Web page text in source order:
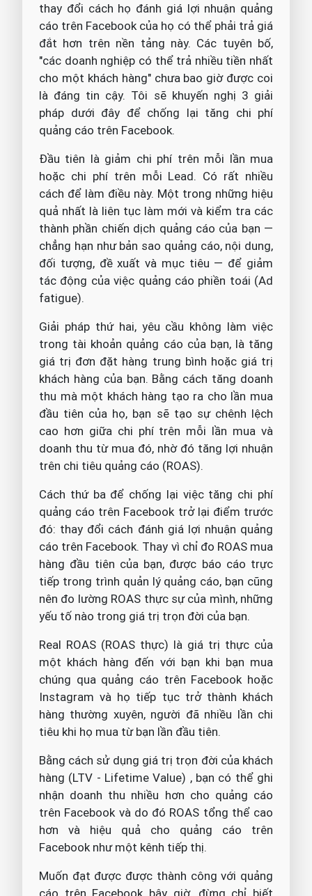
thay đổi cách họ đánh giá lợi nhuận quảng
cáo trên Facebook của họ có thể phải trả giá
đắt hơn trên nền tảng này. Các tuyên bố,
"các doanh nghiệp có thể trả nhiều tiền nhất
cho một khách hàng" chưa bao giờ được coi
là đáng tin cậy. Tôi sẽ khuyến nghị 3 giải
pháp dưới đây để chống lại tăng chi phí
quảng cáo trên Facebook.
Đầu tiên là giảm chi phí trên mỗi lần mua
hoặc chi phí trên mỗi Lead. Có rất nhiều
cách để làm điều này. Một trong những hiệu
quả nhất là liên tục làm mới và kiểm tra các
thành phần chiến dịch quảng cáo của bạn —
chẳng hạn như bản sao quảng cáo, nội dung,
đối tượng, đề xuất và mục tiêu — để giảm
tác động của việc quảng cáo phiền toái (Ad
fatigue).
Giải pháp thứ hai, yêu cầu không làm việc
trong tài khoản quảng cáo của bạn, là tăng
giá trị đơn đặt hàng trung bình hoặc giá trị
khách hàng của bạn. Bằng cách tăng doanh
thu mà một khách hàng tạo ra cho lần mua
đầu tiên của họ, bạn sẽ tạo sự chênh lệch
cao hơn giữa chi phí trên mỗi lần mua và
doanh thu từ mua đó, nhờ đó tăng lợi nhuận
trên chi tiêu quảng cáo (ROAS).
Cách thứ ba để chống lại việc tăng chi phí
quảng cáo trên Facebook trở lại điểm trước
đó: thay đổi cách đánh giá lợi nhuận quảng
cáo trên Facebook. Thay vì chỉ đo ROAS mua
hàng đầu tiên của bạn, được báo cáo trực
tiếp trong trình quản lý quảng cáo, bạn cũng
nên đo lường ROAS thực sự của mình, những
yếu tố nào trong giá trị trọn đời của bạn.
Real ROAS (ROAS thực) là giá trị thực của
một khách hàng đến với bạn khi bạn mua
chúng qua quảng cáo trên Facebook hoặc
Instagram và họ tiếp tục trở thành khách
hàng thường xuyên, người đã nhiều lần chi
tiêu khi họ mua từ bạn lần đầu tiên.
Bằng cách sử dụng giá trị trọn đời của khách
hàng (LTV - Lifetime Value) , bạn có thể ghi
nhận doanh thu nhiều hơn cho quảng cáo
trên Facebook và do đó ROAS tổng thể cao
hơn và hiệu quả cho quảng cáo trên
Facebook như một kênh tiếp thị.
Muốn đạt được được thành công với quảng